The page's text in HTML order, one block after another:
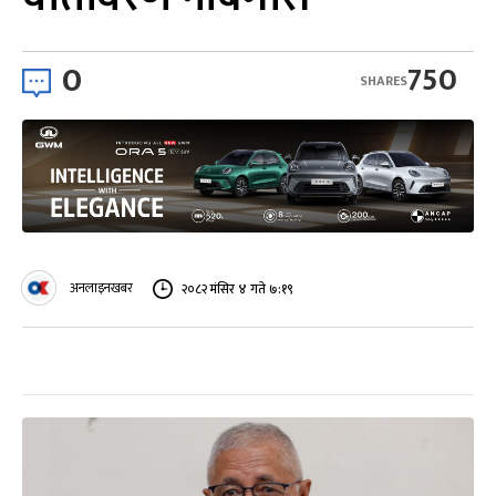
0 750
SHARES
अनलाइनखबर २०८२ मंसिर ४ गते ७:१९